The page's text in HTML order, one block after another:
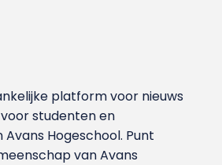
platform voor nieuws
studenten en
Hoge­school. Punt
van Avans